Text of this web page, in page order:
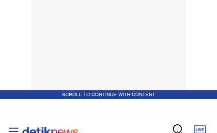
SCROLL TO CONTINUE WITH CONTENT